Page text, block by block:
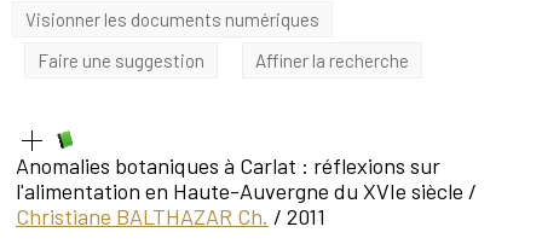
Visionner les documents numériques
Faire une suggestion
Affiner la recherche
Anomalies botaniques à Carlat : réflexions sur
l'alimentation en Haute-Auvergne du XVIe siècle /
Christiane BALTHAZAR Ch. / 2011